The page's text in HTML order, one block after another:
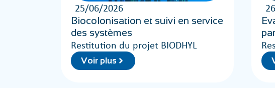
25/06/2026
Biocolonisation et suivi en service
des systèmes
Restitution du projet BIODHYL
Voir plus